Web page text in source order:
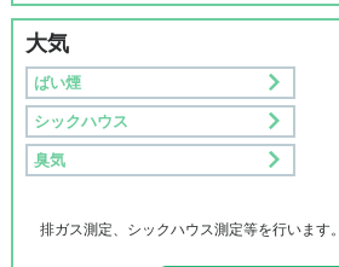
大気
ばい煙
シックハウス
臭気
排ガス測定、シックハウス測定等を行います。